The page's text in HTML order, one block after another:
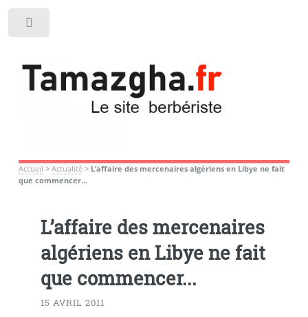
Accueil > Actualité> L’affaire des mercenaires algériens en Libye ne fait
que commencer...
L’affaire des mercenaires
algériens en Libye ne fait
que commencer...
15 AVRIL 2011